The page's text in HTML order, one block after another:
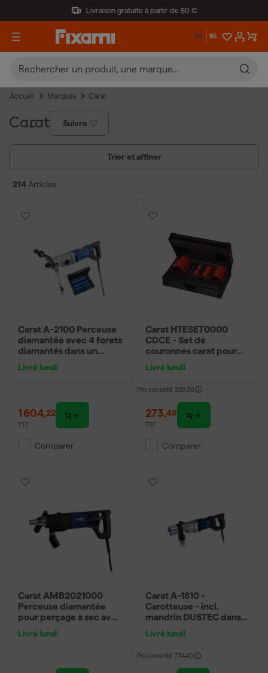
Livraison gratuite à partir de 50 €
FR NL
Accueil Marques Carat
Carat Suivre
Trier et affiner
214 Articles
Carat A-2100 Perceuse
diamantée avec 4 forets
diamantés dans un
Livré lundi
1 604,22
TTC
Comparer
Carat HTESET0000
CDCE - Set de
couronnes carat pour
52 / 82 / 112 / 132 mm +
Livré lundi
Prix conseillé 399,30
273,49
TTC
Comparer
Carat AMB2021000
Perceuse diamantée
pour perçage à sec avec
coffret - 2000 W - 82-
Livré lundi
Carat A-1810 -
Carotteuse - incl.
mandrin DUSTEC dans
Livré lundi
Prix conseillé 774,40